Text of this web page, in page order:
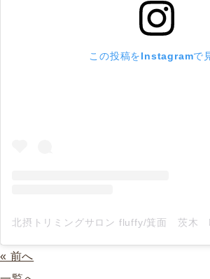
この投稿をInstagramで
« 前へ